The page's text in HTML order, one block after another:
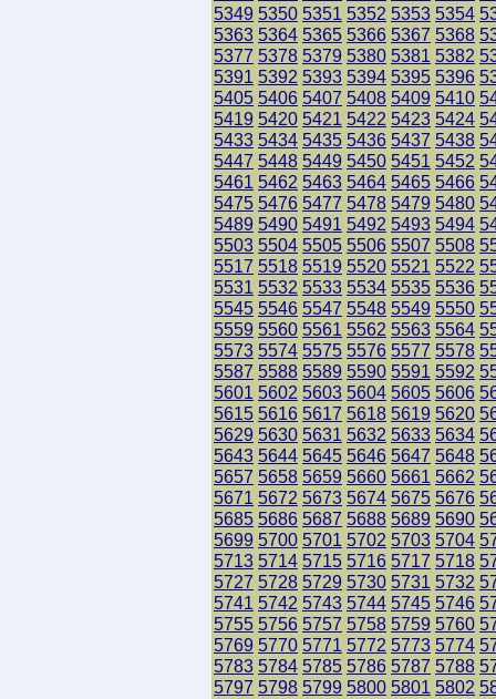
5349 5350 5351 5352 5353 5354
5363 5364 5365 5366 5367 5368
5377 5378 5379 5380 5381 5382
5391 5392 5393 5394 5395 5396
5405 5406 5407 5408 5409 5410
5419 5420 5421 5422 5423 5424
5433 5434 5435 5436 5437 5438
5447 5448 5449 5450 5451 5452
5461 5462 5463 5464 5465 5466
5475 5476 5477 5478 5479 5480
5489 5490 5491 5492 5493 5494
5503 5504 5505 5506 5507 5508
5517 5518 5519 5520 5521 5522
5531 5532 5533 5534 5535 5536
5545 5546 5547 5548 5549 5550
5559 5560 5561 5562 5563 5564
5573 5574 5575 5576 5577 5578
5587 5588 5589 5590 5591 5592
5601 5602 5603 5604 5605 5606
5615 5616 5617 5618 5619 5620
5629 5630 5631 5632 5633 5634
5643 5644 5645 5646 5647 5648
5657 5658 5659 5660 5661 5662
5671 5672 5673 5674 5675 5676
5685 5686 5687 5688 5689 5690
5699 5700 5701 5702 5703 5704
5713 5714 5715 5716 5717 5718
5727 5728 5729 5730 5731 5732
5741 5742 5743 5744 5745 5746
5755 5756 5757 5758 5759 5760
5769 5770 5771 5772 5773 5774
5783 5784 5785 5786 5787 5788
5797 5798 5799 5800 5801 5802